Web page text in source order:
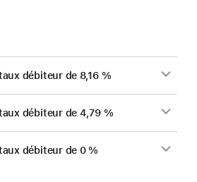
débiteur de 8,16 %
débiteur de 4,79 %
débiteur de 0 %